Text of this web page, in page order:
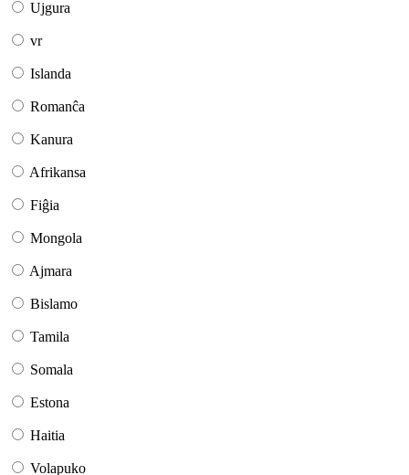
Ujgura
vr
Islanda
Romanĉa
Kanura
Afrikansa
Fiĝia
Mongola
Ajmara
Bislamo
Tamila
Somala
Estona
Haitia
Volapuko